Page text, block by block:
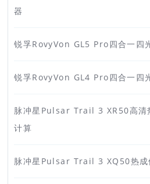
器
锐孚RovyVon GL5 Pro四合一四
锐孚RovyVon GL4 Pro四合一四
脉冲星Pulsar Trail 3 XR50高清
计算
脉冲星Pulsar Trail 3 XQ50热成